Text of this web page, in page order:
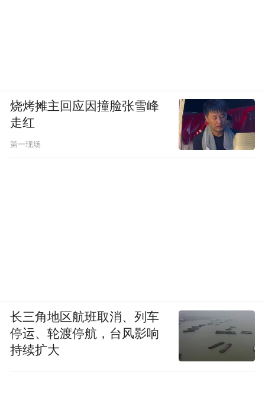
烧烤摊主回应因撞脸张雪峰
走红
第一现场
长三角地区航班取消、列车
停运、轮渡停航，台风影响
持续扩大